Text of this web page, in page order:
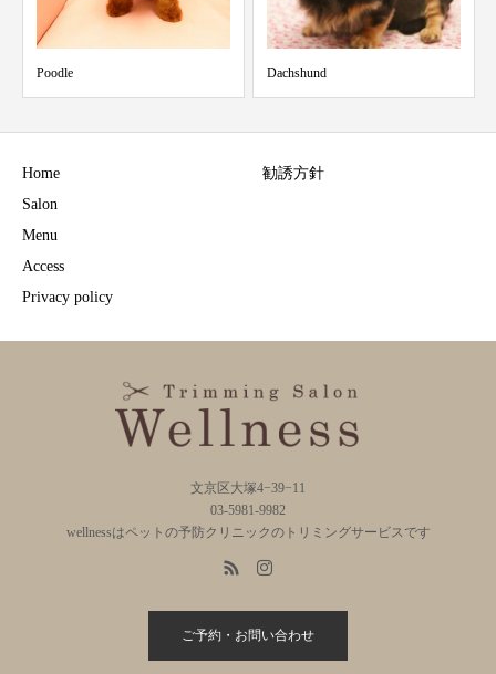
Dachshund Golden retriever
Home
Salon
Menu
Access
Privacy policy
勧誘方針
文京区大塚4−39−11
03-5981-9982
wellnessはペットの予防クリニックのトリミングサービスです
ご予約・お問い合わせ